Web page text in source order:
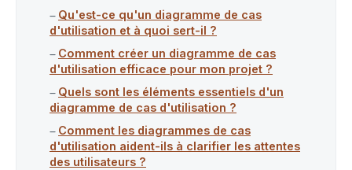
Qu'est-ce qu'un diagramme de cas
d'utilisation et à quoi sert-il ?
Comment créer un diagramme de cas
d'utilisation efficace pour mon projet ?
Quels sont les éléments essentiels d'un
diagramme de cas d'utilisation ?
Comment les diagrammes de cas
d'utilisation aident-ils à clarifier les attentes
des utilisateurs ?